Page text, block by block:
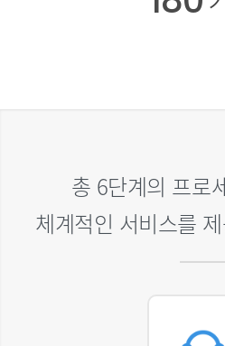
총 6단계의 프로
체계적인 서비스를